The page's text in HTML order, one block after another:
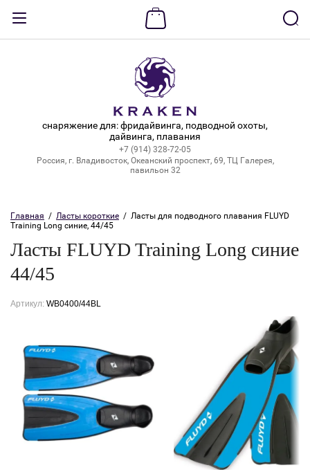
ВОЙТИ
снаряжение для: фридайвинга, подводной охоты,
дайвинга, плавания
+7 (914) 328-72-05
Россия, г. Владивосток, Океанский проспект, 69, ТЦ Галерея,
павильон 32
Главная
  /
Ласты короткие
  /  Ласты для подводного плавания FLUYD
Training Long синие, 44/45
Ласты FLUYD Training Long синие
44/45
Артикул: WB0400/44BL